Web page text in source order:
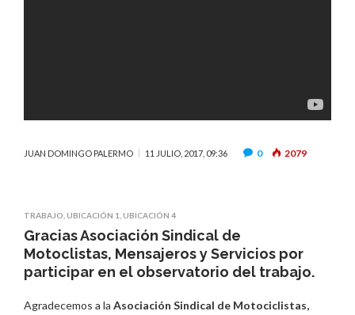
JUAN DOMINGO PALERMO 11 JULIO, 2017, 09:36 0 2079
TRABAJO UBICACIÓN 1 UBICACIÓN 4
Gracias Asociación Sindical de
Motoclistas, Mensajeros y Servicios por
participar en el observatorio del trabajo.
Agradecemos a la Asociación Sindical de Motociclistas,